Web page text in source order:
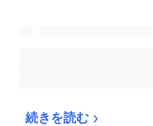
続きを読む